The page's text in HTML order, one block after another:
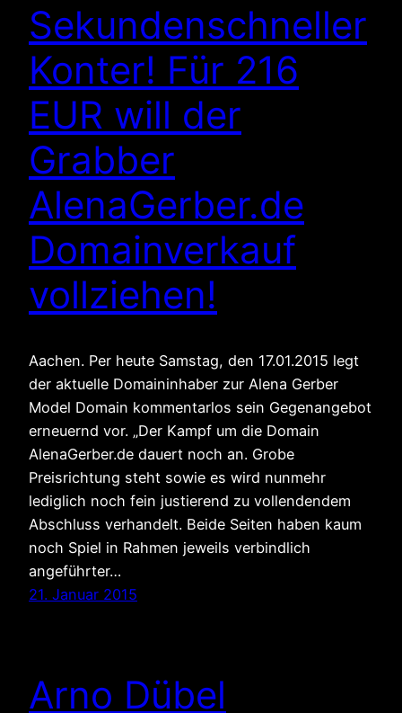
Sekundenschneller
Konter! Für 216
EUR will der
Grabber
AlenaGerber.de
Domainverkauf
vollziehen!
Aachen. Per heute Samstag, den 17.01.2015 legt
der aktuelle Domaininhaber zur Alena Gerber
Model Domain kommentarlos sein Gegenangebot
erneuernd vor. „Der Kampf um die Domain
AlenaGerber.de dauert noch an. Grobe
Preisrichtung steht sowie es wird nunmehr
lediglich noch fein justierend zu vollendendem
Abschluss verhandelt. Beide Seiten haben kaum
noch Spiel in Rahmen jeweils verbindlich
angeführter…
21. Januar 2015
Arno Dübel